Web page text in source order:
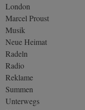
London
Marcel Proust
Musik
Neue Heimat
Radeln
Radio
Reklame
Summen
Unterwegs